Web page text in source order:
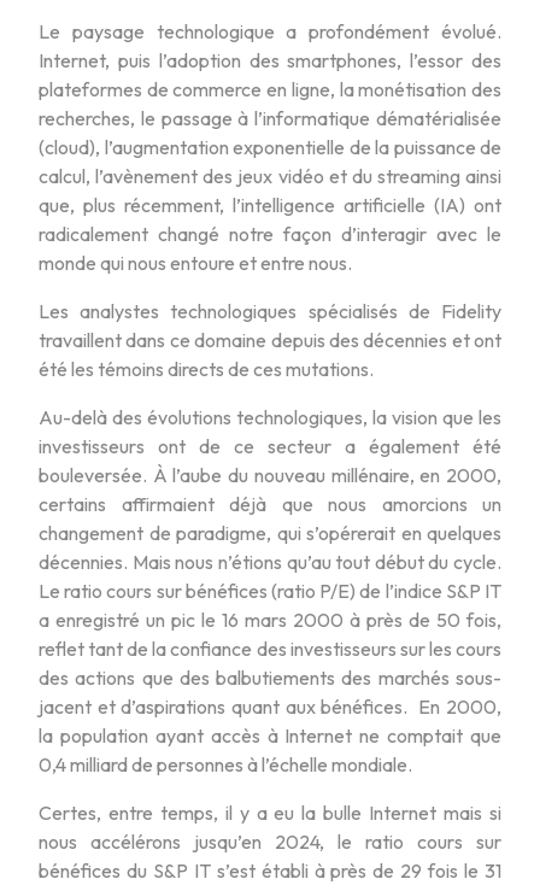
Le paysage technologique a profondément évolué.
Internet, puis l’adoption des smartphones, l’essor des
plateformes de commerce en ligne, la monétisation des
recherches, le passage à l’informatique dématérialisée
(cloud), l’augmentation exponentielle de la puissance de
calcul, l’avènement des jeux vidéo et du streaming ainsi
que, plus récemment, l’intelligence artificielle (IA) ont
radicalement changé notre façon d’interagir avec le
monde qui nous entoure et entre nous.
Les analystes technologiques spécialisés de Fidelity
travaillent dans ce domaine depuis des décennies et ont
été les témoins directs de ces mutations.
Au-delà des évolutions technologiques, la vision que les
investisseurs ont de ce secteur a également été
bouleversée. À l’aube du nouveau millénaire, en 2000,
certains affirmaient déjà que nous amorcions un
changement de paradigme, qui s’opérerait en quelques
décennies. Mais nous n’étions qu’au tout début du cycle.
Le ratio cours sur bénéfices (ratio P/E) de l’indice S&P IT
a enregistré un pic le 16 mars 2000 à près de 50 fois,
reflet tant de la confiance des investisseurs sur les cours
des actions que des balbutiements des marchés sous-
jacent et d’aspirations quant aux bénéfices. En 2000,
la population ayant accès à Internet ne comptait que
0,4 milliard de personnes à l’échelle mondiale.
Certes, entre temps, il y a eu la bulle Internet mais si
nous accélérons jusqu’en 2024, le ratio cours sur
bénéfices du S&P IT s’est établi à près de 29 fois le 31